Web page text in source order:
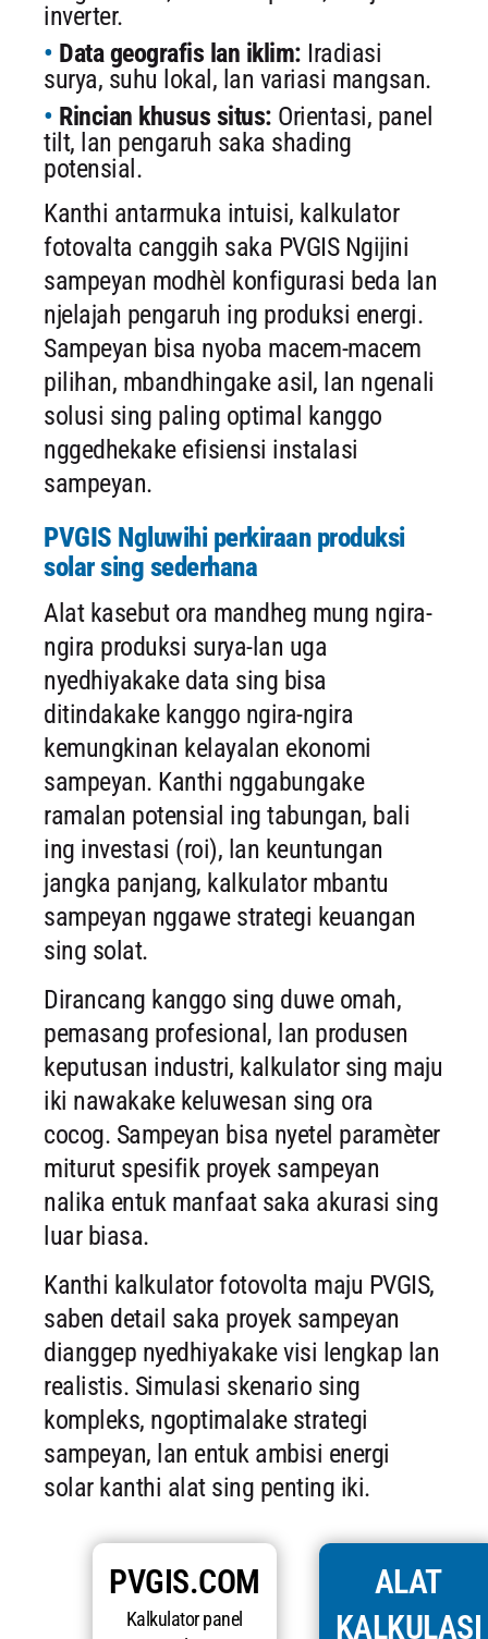
inverter.
Data geografis lan iklim: Iradiasi
surya, suhu lokal, lan variasi mangsan.
Rincian khusus situs: Orientasi, panel
tilt, lan pengaruh saka shading
potensial.
Kanthi antarmuka intuisi, kalkulator
fotovalta canggih saka PVGIS Ngijini
sampeyan modhèl konfigurasi beda lan
njelajah pengaruh ing produksi energi.
Sampeyan bisa nyoba macem-macem
pilihan, mbandhingake asil, lan ngenali
solusi sing paling optimal kanggo
nggedhekake efisiensi instalasi
sampeyan.
PVGIS Ngluwihi perkiraan produksi
solar sing sederhana
Alat kasebut ora mandheg mung ngira-
ngira produksi surya-lan uga
nyedhiyakake data sing bisa
ditindakake kanggo ngira-ngira
kemungkinan kelayalan ekonomi
sampeyan. Kanthi nggabungake
ramalan potensial ing tabungan, bali
ing investasi (roi), lan keuntungan
jangka panjang, kalkulator mbantu
sampeyan nggawe strategi keuangan
sing solat.
Dirancang kanggo sing duwe omah,
pemasang profesional, lan produsen
keputusan industri, kalkulator sing maju
iki nawakake keluwesan sing ora
cocog. Sampeyan bisa nyetel paramèter
miturut spesifik proyek sampeyan
nalika entuk manfaat saka akurasi sing
luar biasa.
Kanthi kalkulator fotovolta maju PVGIS,
saben detail saka proyek sampeyan
dianggep nyedhiyakake visi lengkap lan
realistis. Simulasi skenario sing
kompleks, ngoptimalake strategi
sampeyan, lan entuk ambisi energi
solar kanthi alat sing penting iki.
PVGIS.COM
Kalkulator panel
ALAT
KALKULASI